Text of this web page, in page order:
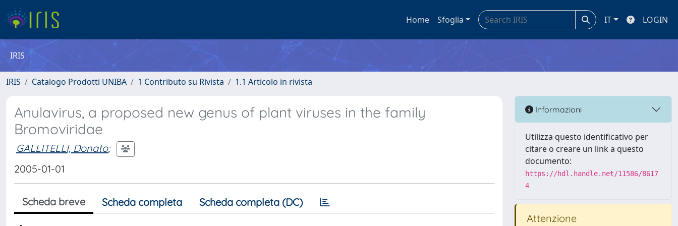
Home Sfoglia IT LOGIN
IRIS
IRIS Catalogo Prodotti UNIBA 1 Contributo su Rivista 1.1 Articolo in rivista
Anulavirus, a proposed new genus of plant viruses in the family
Bromoviridae
GALLITELLI, Donato;
2005-01-01
Scheda breve Scheda completa Scheda completa (DC)
Informazioni
Utilizza questo identificativo per
citare o creare un link a questo
documento:
https://hdl.handle.net/11586/8617
4
Attenzione